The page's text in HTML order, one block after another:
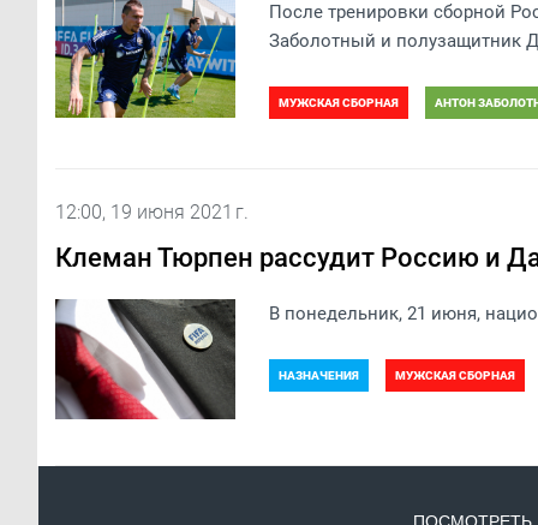
После тренировки сборной
Заболотный и полузащитник
МУЖСКАЯ СБОРНАЯ АНТОН
12:00, 19 июня 2021 г.
Клеман Тюрпен рассудит Россию и
В понедельник, 21 июня,
НАЗНАЧЕНИЯ МУЖСКАЯ СБОРНАЯ
ПОСМОТРЕТЬ